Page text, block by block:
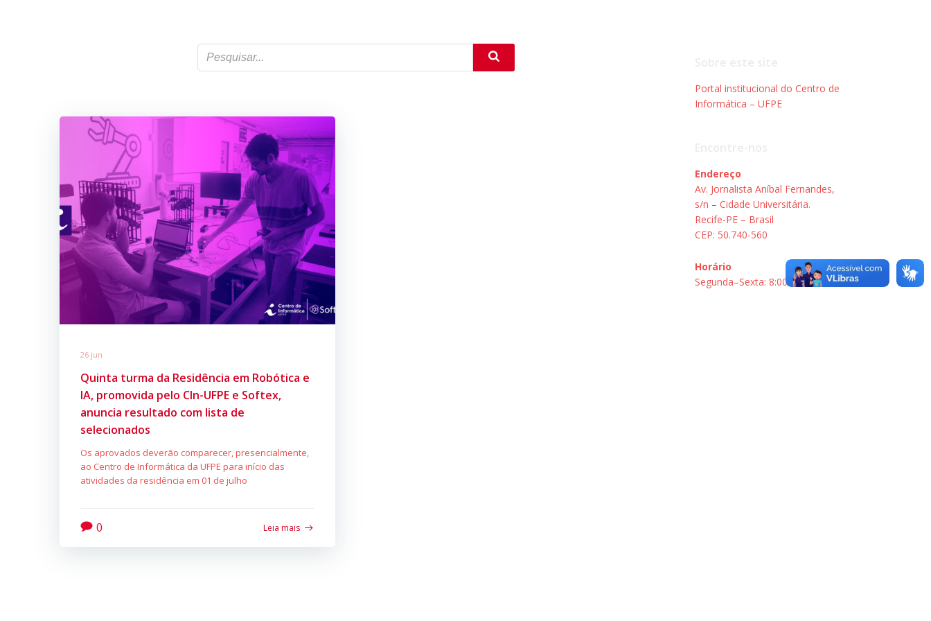
26 jun
Quinta turma da Residência em Robótica e
IA, promovida pelo CIn-UFPE e Softex,
anuncia resultado com lista de
selecionados
Os aprovados deverão comparecer, presencialmente,
ao Centro de Informática da UFPE para início das
atividades da residência em 01 de julho
0 Leia mais
Portal institucional do Centro de
Informática – UFPE
Endereço
Av. Jornalista Aníbal Fernandes,
s/n – Cidade Universitária.
Recife-PE – Brasil
CEP: 50.740-560
Horário
Segunda–Sexta: 8:00–18:00